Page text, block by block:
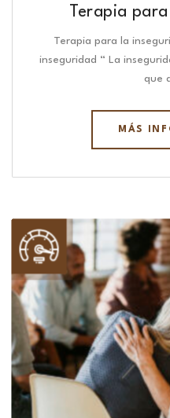
Terapia
Terapia para la
inseguridad “ La
que
MÁS